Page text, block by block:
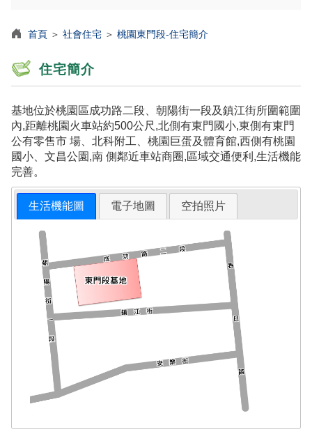
首頁 ＞ 社會住宅 ＞ 桃園東門段-住宅簡介
住宅簡介
基地位於桃園區成功路二段、朝陽街一段及鎮江街所圍範圍
內,距離桃園火車站約500公尺,北側有東門國小,東側有東門
公有零售市 場、北科附工、桃園巨蛋及體育館,西側有桃園
國小、文昌公園,南 側鄰近車站商圈,區域交通便利,生活機能
完善。
生活機能圖 電子地圖 空拍照片